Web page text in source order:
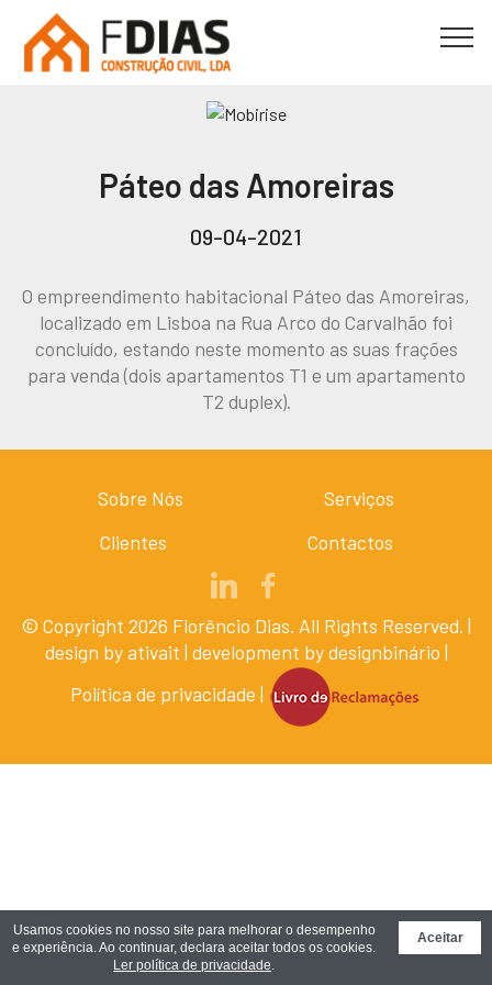
Usamos cookies no nosso site para melhorar o desempenho
e experiência. Ao continuar, declara aceitar todos os cookies.
Ler política de privacidade.
Aceitar
Páteo das Amoreiras
09-04-2021
O empreendimento habitacional Páteo das Amoreiras,
localizado em Lisboa na Rua Arco do Carvalhão foi
concluído, estando neste momento as suas frações
para venda (dois apartamentos T1 e um apartamento
T2 duplex).
Sobre Nós
Serviços
Clientes
Contactos
© Copyright 2026 Florêncio Dias. All Rights Reserved. |
design byativait | development bydesignbinário |
Política de privacidade |